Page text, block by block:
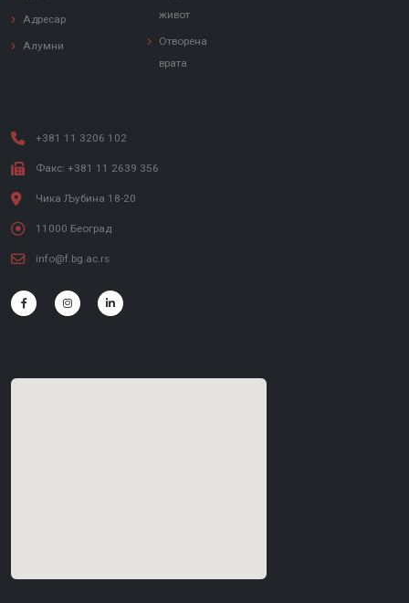
Адресар
Алумни
живот
Отворена
врата
+381 11 3206 102
Факс: +381 11 2639 356
Чика Љубина 18-20
11000 Београд
info@f.bg.ac.rs